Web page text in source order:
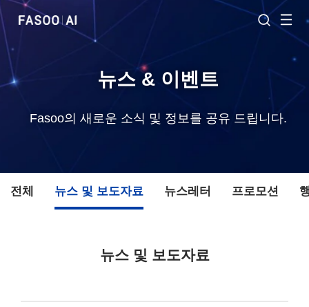
뉴스 & 이벤트
Fasoo의 새로운 소식 및 정보를 공유 드립니다.
전체 뉴스 및 보도자료 뉴스레터 프로모션
뉴스 및 보도자료